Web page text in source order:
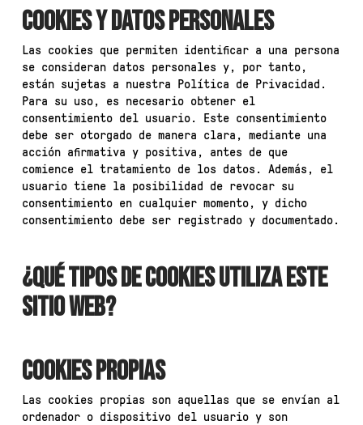
COOKIES Y DATOS PERSONALES
Las cookies que permiten identificar a una persona
se consideran datos personales y, por tanto,
están sujetas a nuestra Política de Privacidad.
Para su uso, es necesario obtener el
consentimiento del usuario. Este consentimiento
debe ser otorgado de manera clara, mediante una
acción afirmativa y positiva, antes de que
comience el tratamiento de los datos. Además, el
usuario tiene la posibilidad de revocar su
consentimiento en cualquier momento, y dicho
consentimiento debe ser registrado y documentado.
¿QUÉ TIPOS DE COOKIES UTILIZA ESTE
SITIO WEB?
COOKIES PROPIAS
Las cookies propias son aquellas que se envían al
ordenador o dispositivo del usuario y son